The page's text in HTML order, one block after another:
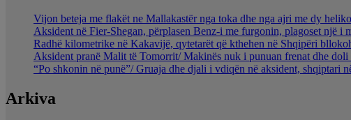
Vijon beteja me flakët ne Mallakastër nga toka dhe nga ajri me dy
Aksident në Fier-Shegan, përplasen Benz-i me furgonin, plagoset një i
Radhë kilometrike në Kakavijë, qytetarët që kthehen në Shqipëri
Aksident pranë Malit të Tomorrit/ Makinës nuk i punuan frenat dhe
“Po shkonin në punë”/ Gruaja dhe djali i vdiqën në aksident, shqiptari
Arkiva